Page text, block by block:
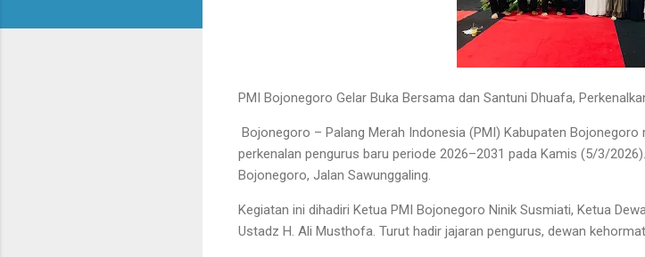
PMI Bojonegoro Gelar Buka Bersama dan Santuni Dhuafa,
Bojonegoro – Palang Merah Indonesia (PMI) Kabupaten
perkenalan pengurus baru periode 2026–2031 pada Kamis (5/3/
Bojonegoro, Jalan Sawunggaling.
Kegiatan ini dihadiri Ketua PMI Bojonegoro Ninik Susmiati, Ketua
Ustadz H. Ali Musthofa. Turut hadir jajaran pengurus, dewan